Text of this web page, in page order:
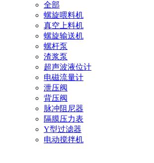
全部
螺旋喂料机
真空上料机
螺旋输送机
螺杆泵
渣浆泵
超声波液位计
电磁流量计
泄压阀
背压阀
脉冲阻尼器
隔膜压力表
Y型过滤器
电动搅拌机